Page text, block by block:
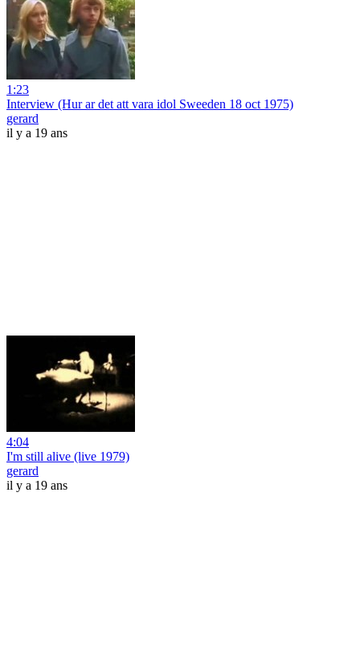
1:23
Interview (Hur ar det att vara idol Sweeden 18 oct 1975)
gerard
il y a 19 ans
4:04
I'm still alive (live 1979)
gerard
il y a 19 ans